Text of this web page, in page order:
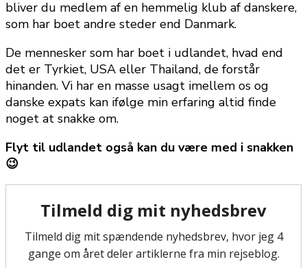
bliver du medlem af en hemmelig klub af danskere,
som har boet andre steder end Danmark.
De mennesker som har boet i udlandet, hvad end
det er Tyrkiet, USA eller Thailand, de forstår
hinanden. Vi har en masse usagt imellem os og
danske expats kan ifølge min erfaring altid finde
noget at snakke om.
Flyt til udlandet også kan du være med i snakken
😉